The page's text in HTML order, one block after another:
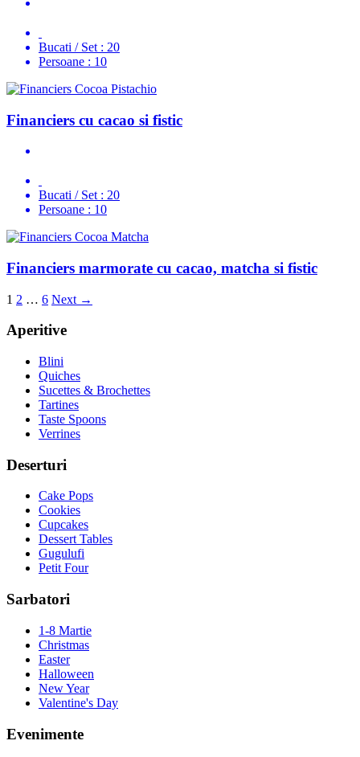
Bucati / Set : 20
Persoane : 10
Financiers cu cacao si fistic
Bucati / Set : 20
Persoane : 10
Financiers marmorate cu cacao, matcha si fistic
1 2 … 6 Next →
Aperitive
Blini
Quiches
Sucettes & Brochettes
Tartines
Taste Spoons
Verrines
Deserturi
Cake Pops
Cookies
Cupcakes
Dessert Tables
Gugulufi
Petit Four
Sarbatori
1-8 Martie
Christmas
Easter
Halloween
New Year
Valentine's Day
Evenimente